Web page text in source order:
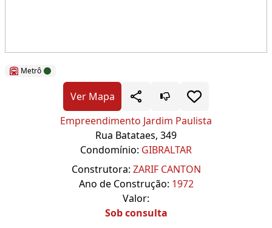
Metrô
Ver Mapa
Empreendimento Jardim Paulista
Rua Batataes, 349
Condomínio: GIBRALTAR
Construtora: ZARIF CANTON
Ano de Construção: 1972
Valor:
Sob consulta